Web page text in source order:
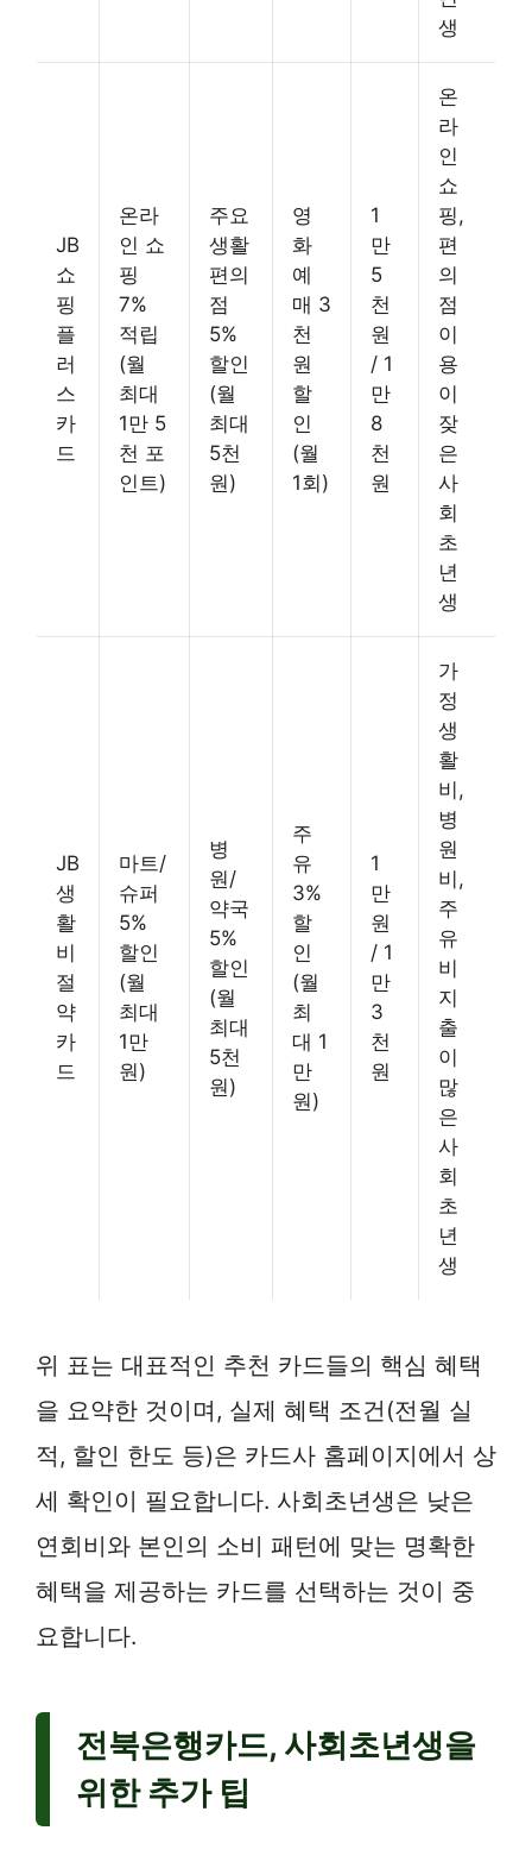
생
JB
쇼
핑
플
러
스
카
드
온라
인 쇼
핑
7%
적립
(월
최대
1만 5
천 포
인트)
주요
생활
편의
점
5%
할인
(월
최대
5천
원)
영
화
예
매 3
천
원
할
인
(월
1회)
1
만
5
천
원
/ 1
만
8
천
원
온
라
인
쇼
핑,
편
의
점
이
용
이
잦
은
사
회
초
년
생
JB
생
활
비
절
약
카
드
마트/
슈퍼
5%
할인
(월
최대
1만
원)
병
원/
약국
5%
할인
(월
최대
5천
원)
주
유
3%
할
인
(월
최
대 1
만
원)
1
만
원
/ 1
만
3
천
원
가
정
생
활
비,
병
원
비,
주
유
비
지
출
이
많
은
사
회
초
년
생
위 표는 대표적인 추천 카드들의 핵심 혜택
을 요약한 것이며, 실제 혜택 조건(전월 실
적, 할인 한도 등)은 카드사 홈페이지에서 상
세 확인이 필요합니다. 사회초년생은 낮은
연회비와 본인의 소비 패턴에 맞는 명확한
혜택을 제공하는 카드를 선택하는 것이 중
요합니다.
전북은행카드, 사회초년생을
위한 추가 팁